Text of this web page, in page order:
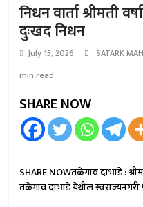
निधन वार्ता श्रीमती
दुःखद निधन
July 15, 2026 SATARK
min read
SHARE NOW
SHARE NOWतळेगाव दाभाडे :
तळेगाव दाभाडे येथील